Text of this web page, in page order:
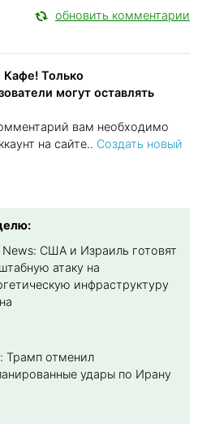
обновить комментарии
Только
могут оставлять
вам необходимо
на сайте.. Создать новый
News: США и Израиль готовят
атаку на
инфраструктуру
Трамп отменил
удары по Ирану